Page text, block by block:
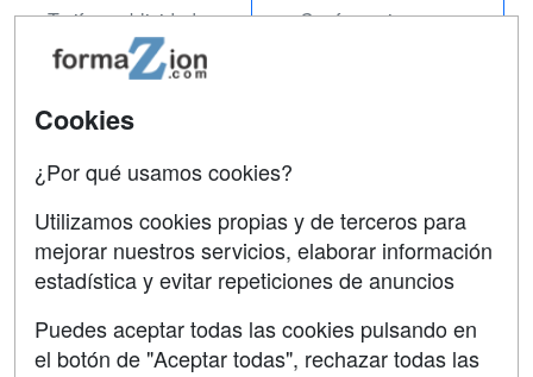
Tarifas publicidad
Acceso Usuarios
Acceso Centros
Conferencias
Contactar
Confidencialidad
Aviso legal
Copyleft
Cookies
¿Por qué usamos cookies?
Utilizamos cookies propias y de terceros para
mejorar nuestros servicios, elaborar información
estadística y evitar repeticiones de anuncios
Puedes aceptar todas las cookies pulsando en
el botón de "Aceptar todas", rechazar todas las